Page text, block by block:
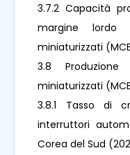
3.7.2 Capacità
margine lordo
miniaturizzati
3.8
miniaturizzati
3.8.1 Tasso di
interruttori
Corea del Sud